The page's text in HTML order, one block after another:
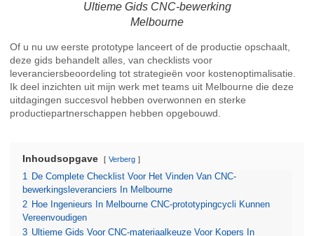
Ultieme Gids CNC-bewerking
Melbourne
Of u nu uw eerste prototype lanceert of de productie opschaalt,
deze gids behandelt alles, van checklists voor
leveranciersbeoordeling tot strategieën voor kostenoptimalisatie.
Ik deel inzichten uit mijn werk met teams uit Melbourne die deze
uitdagingen succesvol hebben overwonnen en sterke
productiepartnerschappen hebben opgebouwd.
Inhoudsopgave Verberg
1 De Complete Checklist Voor Het Vinden Van CNC-
bewerkingsleveranciers In Melbourne
2 Hoe Ingenieurs In Melbourne CNC-prototypingcycli Kunnen
Vereenvoudigen
3 Ultieme Gids Voor CNC-materiaalkeuze Voor Kopers In